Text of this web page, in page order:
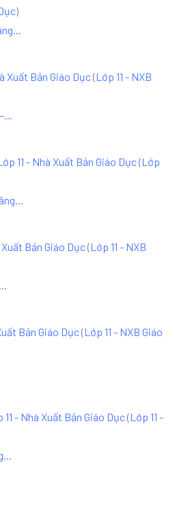
)
Xuất Bản Giáo Dục(Lớp 11 - NXB
...
11 - Nhà Xuất Bản Giáo Dục(Lớp
Xuất Bản Giáo Dục(Lớp 11 - NXB
Bản Giáo Dục(Lớp 11 - NXB Giáo
11 - Nhà Xuất Bản Giáo Dục(Lớp 11 -